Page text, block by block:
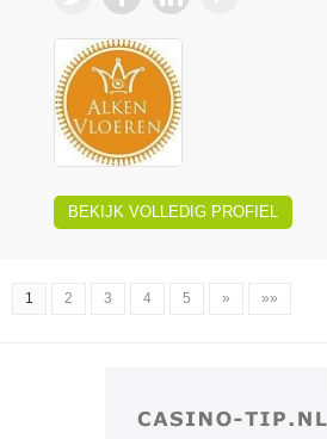
BEKIJK VOLLEDIG PROFIEL
1 2 3 4 5 » »»